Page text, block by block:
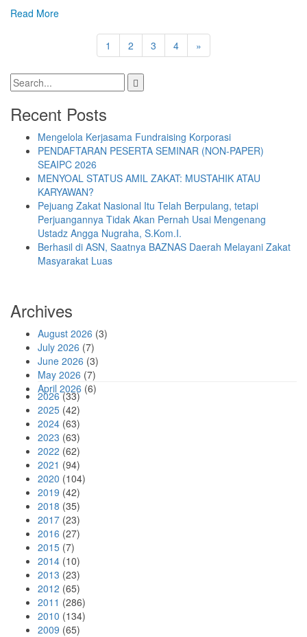
Read More
1 2 3 4 »
Recent Posts
Mengelola Kerjasama Fundraising Korporasi
PENDAFTARAN PESERTA SEMINAR (NON-PAPER)
SEAIPC 2026
MENYOAL STATUS AMIL ZAKAT: MUSTAHIK ATAU
KARYAWAN?
Pejuang Zakat Nasional Itu Telah Berpulang, tetapi
Perjuangannya Tidak Akan Pernah Usai Mengenang
Ustadz Angga Nugraha, S.Kom.I.
Berhasil di ASN, Saatnya BAZNAS Daerah Melayani Zakat
Masyarakat Luas
Archives
August 2026 (3)
July 2026 (7)
June 2026 (3)
May 2026 (7)
April 2026 (6)
2026(33)
2025 (42)
2024 (63)
2023 (63)
2022 (62)
2021 (94)
2020 (104)
2019 (42)
2018 (35)
2017 (23)
2016 (27)
2015 (7)
2014 (10)
2013 (23)
2012 (65)
2011 (286)
2010 (134)
2009 (65)